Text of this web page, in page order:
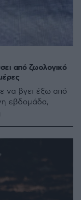
από ζωολογικό
να βγει έξω από
εβδομάδα,